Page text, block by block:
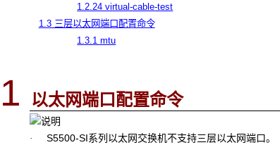
1.2.24 virtual-cable-test
1.3 三层以太网端口配置命令
1.3.1 mtu
1 以太网端口配置命令
· S5500-SI系列以太网交换机不支持三层以太网端口。